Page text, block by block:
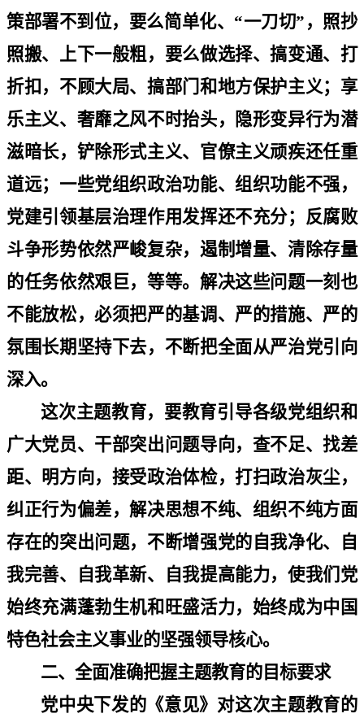
策部署不到位，要么简单化、 “一刀切” ，照抄
照搬、上下一般粗，要么做选择、搞变通、打
折扣，不顾大局、搞部门和地方保护主义；享
乐主义、奢靡之风不时抬头，隐形变异行为潜
滋暗长，铲除形式主义、官僚主义顽疾还任重
道远；一些党组织政治功能、组织功能不强，
党建引领基层治理作用发挥还不充分；反腐败
斗争形势依然严峻复杂，遏制增量、清除存量
的任务依然艰巨，等等。解决这些问题一刻也
不能放松，必须把严的基调、严的措施、严的
氛围长期坚持下去，不断把全面从严治党引向
深入。
这次主题教育，要教育引导各级党组织和
广大党员、干部突出问题导向，查不足、找差
距、明方向，接受政治体检，打扫政治灰尘，
纠正行为偏差，解决思想不纯、组织不纯方面
存在的突出问题，不断增强党的自我净化、自
我完善、自我革新、自我提高能力，使我们党
始终充满蓬勃生机和旺盛活力，始终成为中国
特色社会主义事业的坚强领导核心。
二、全面准确把握主题教育的目标要求
党中央下发的《意见》对这次主题教育的